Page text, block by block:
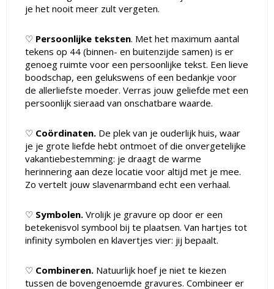
je het nooit meer zult vergeten.
♡ Persoonlijke teksten. Met het maximum aantal
tekens op 44 (binnen- en buitenzijde samen) is er
genoeg ruimte voor een persoonlijke tekst. Een lieve
boodschap, een gelukswens of een bedankje voor
de allerliefste moeder. Verras jouw geliefde met een
persoonlijk sieraad van onschatbare waarde.
♡ Coördinaten. De plek van je ouderlijk huis, waar
je je grote liefde hebt ontmoet of die onvergetelijke
vakantiebestemming: je draagt de warme
herinnering aan deze locatie voor altijd met je mee.
Zo vertelt jouw slavenarmband echt een verhaal.
♡ Symbolen. Vrolijk je gravure op door er een
betekenisvol symbool bij te plaatsen. Van hartjes tot
infinity symbolen en klavertjes vier: jij bepaalt.
♡ Combineren. Natuurlijk hoef je niet te kiezen
tussen de bovengenoemde gravures. Combineer er